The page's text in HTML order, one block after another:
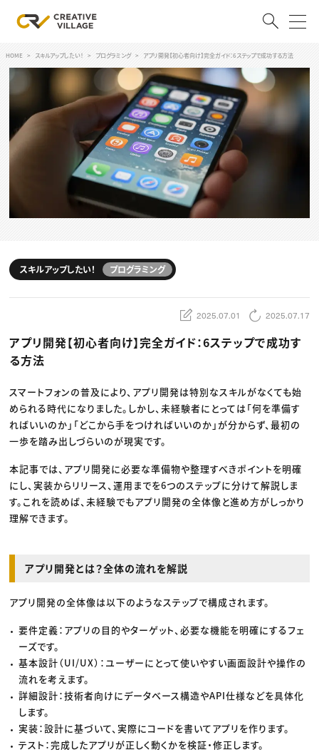
ACCOUNT
ログイン 会員登録
RECRUIT
クリエイター求人を探す
CREATIVE JOB求人検索
特集求人
採用説明会
スキルアップしたい！
デザイン
編集・ライティング
マーケティング
ディレクション
業界解説・キャリア事情
TOP Creator’s コラム
Webクリエイター
アプリクリエイター
ゲームクリエイター
映像クリエイター
クリエイターインタビュー
C＆R Magazine
セミナー
ニュース・トレンド トップ
Web
映像
ゲーム・エンタメ
広告
CREATIVE VILLAGEからのお知らせ
プロフェッショナル×つながる×メディア
HOME スキルアップしたい！ プログラミング アプリ開発【初心者向け】完全ガイド：6ステップで成功する方法
スキルアップしたい！ プログラミング
2025.07.01 2025.07.17
アプリ開発【初心者向け】完全ガイド：6ステップで成功す
る方法
スマートフォンの普及により、アプリ開発は特別なスキルがなくても始
められる時代になりました。しかし、未経験者にとっては「何を準備す
ればいいのか」「どこから手をつければいいのか」が分からず、最初の
一歩を踏み出しづらいのが現実です。
本記事では、アプリ開発に必要な準備物や整理すべきポイントを明確
にし、実装からリリース、運用までを6つのステップに分けて解説しま
す。これを読めば、未経験でもアプリ開発の全体像と進め方がしっかり
理解できます。
アプリ開発とは？全体の流れを解説
アプリ開発の全体像は以下のようなステップで構成されます。
要件定義：アプリの目的やターゲット、必要な機能を明確にするフェ
ーズです。
基本設計（UI/UX）：ユーザーにとって使いやすい画面設計や操作の
流れを考えます。
詳細設計：技術者向けにデータベース構造やAPI仕様などを具体化
します。
実装：設計に基づいて、実際にコードを書いてアプリを作ります。
テスト：完成したアプリが正しく動くかを検証・修正します。